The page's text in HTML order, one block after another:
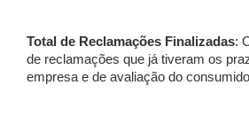
Total de Reclamações Finalizadas:
de reclamações que já tiveram os
empresa e de avaliação do